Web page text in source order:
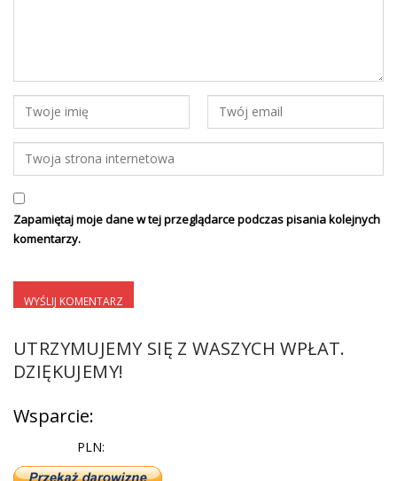
Zapamiętaj moje dane w tej przeglądarce podczas pisania kolejnych
komentarzy.
UTRZYMUJEMY SIĘ Z WASZYCH WPŁAT.
DZIĘKUJEMY!
Wsparcie:
PLN: